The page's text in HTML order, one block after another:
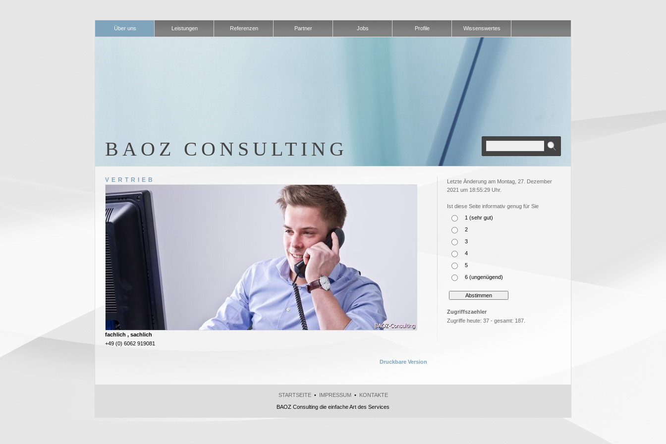
Über uns Leistungen Referenzen Partner Jobs Profile Wissenswertes
BAOZ CONSULTING
VERTRIEB
fachlich , sachlich
+49 (0) 6062 919081
Druckbare Version
Letzte Änderung am Montag, 27. Dezember
2021 um 18:55:29 Uhr.
Ist diese Seite informativ genug für Sie
1 (sehr gut)
2
3
4
5
6 (ungenügend)
Zugriffszaehler
Zugriffe heute: 37 - gesamt: 187.
STARTSEITE• IMPRESSUM• KONTAKTE
BAOZ Consulting die einfache Art des Services